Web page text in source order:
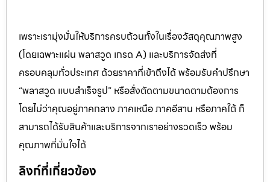
เพราะเรามุ่งมั่นให้บริการครบถ้วนทั้งในเรื่องวัสดุคุณภาพสูง
(โดยเฉพาะแผ่น พลาสวูด เกรด A) และบริการจัดส่งที่
ครอบคลุมทั่วประเทศ ด้วยราคาที่เข้าถึงได้ พร้อมรับคำปรึกษา
“พลาสวูด แบบสำเร็จรูป” หรือสั่งตัดตามขนาดตามต้องการ
โดยไม่ว่าคุณอยู่ภาคกลาง ภาคเหนือ ภาคอีสาน หรือภาคใต้ ก็
สามารถได้รับสินค้าและบริการจากเราอย่างรวดเร็ว พร้อม
คุณภาพที่มั่นใจได้
ลิงก์ที่เกี่ยวข้อง